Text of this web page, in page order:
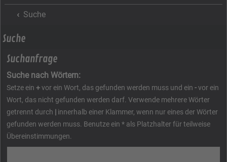
Suche
Suche
Suchanfrage
Suche nach Wörtern:
Setze ein +vor ein Wort, das gefunden werden muss und ein -vor ein
Wort, das nicht gefunden werden darf. Verwende mehrere Wörter
getrennt durch | innerhalb einer Klammer, wenn nur eines der Wörter
gefunden werden muss. Benutze ein * als Platzhalter für teilweise
Übereinstimmungen.